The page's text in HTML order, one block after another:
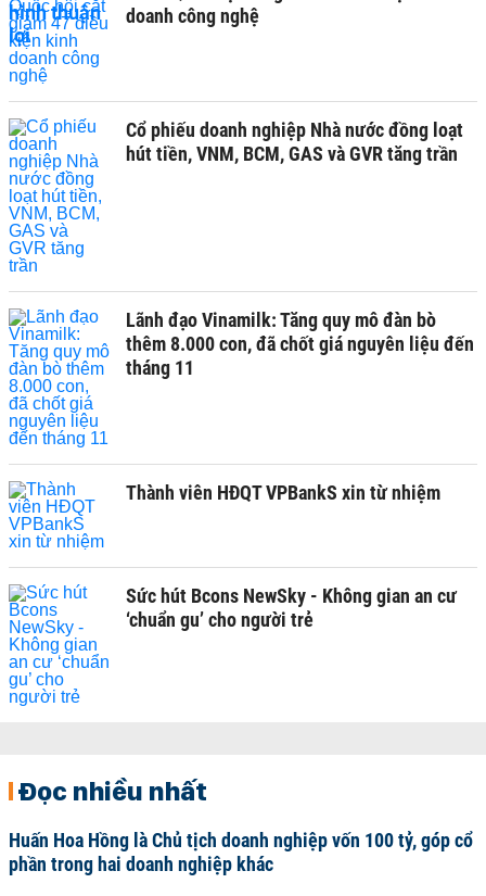
doanh công nghệ
Cổ phiếu doanh nghiệp Nhà nước đồng loạt
hút tiền, VNM, BCM, GAS và GVR tăng trần
Lãnh đạo Vinamilk: Tăng quy mô đàn bò
thêm 8.000 con, đã chốt giá nguyên liệu đến
tháng 11
Thành viên HĐQT VPBankS xin từ nhiệm
Sức hút Bcons NewSky - Không gian an cư
‘chuẩn gu’ cho người trẻ
Đọc nhiều nhất
Huấn Hoa Hồng là Chủ tịch doanh nghiệp vốn 100 tỷ, góp cổ
phần trong hai doanh nghiệp khác